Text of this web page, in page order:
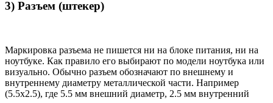
3) Разъем (штекер)
Маркировка разъема не пишется ни на блоке питания, ни на
ноутбуке. Как правило его выбирают по модели ноутбука или
визуально. Обычно разъем обозначают по внешнему и
внутреннему диаметру металлической части. Например
(5.5x2.5), где 5.5 мм внешний диаметр, 2.5 мм внутренний